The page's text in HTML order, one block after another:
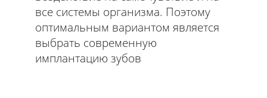
все системы организма. Поэтому
оптимальным вариантом является
выбрать современную
имплантацию зубов